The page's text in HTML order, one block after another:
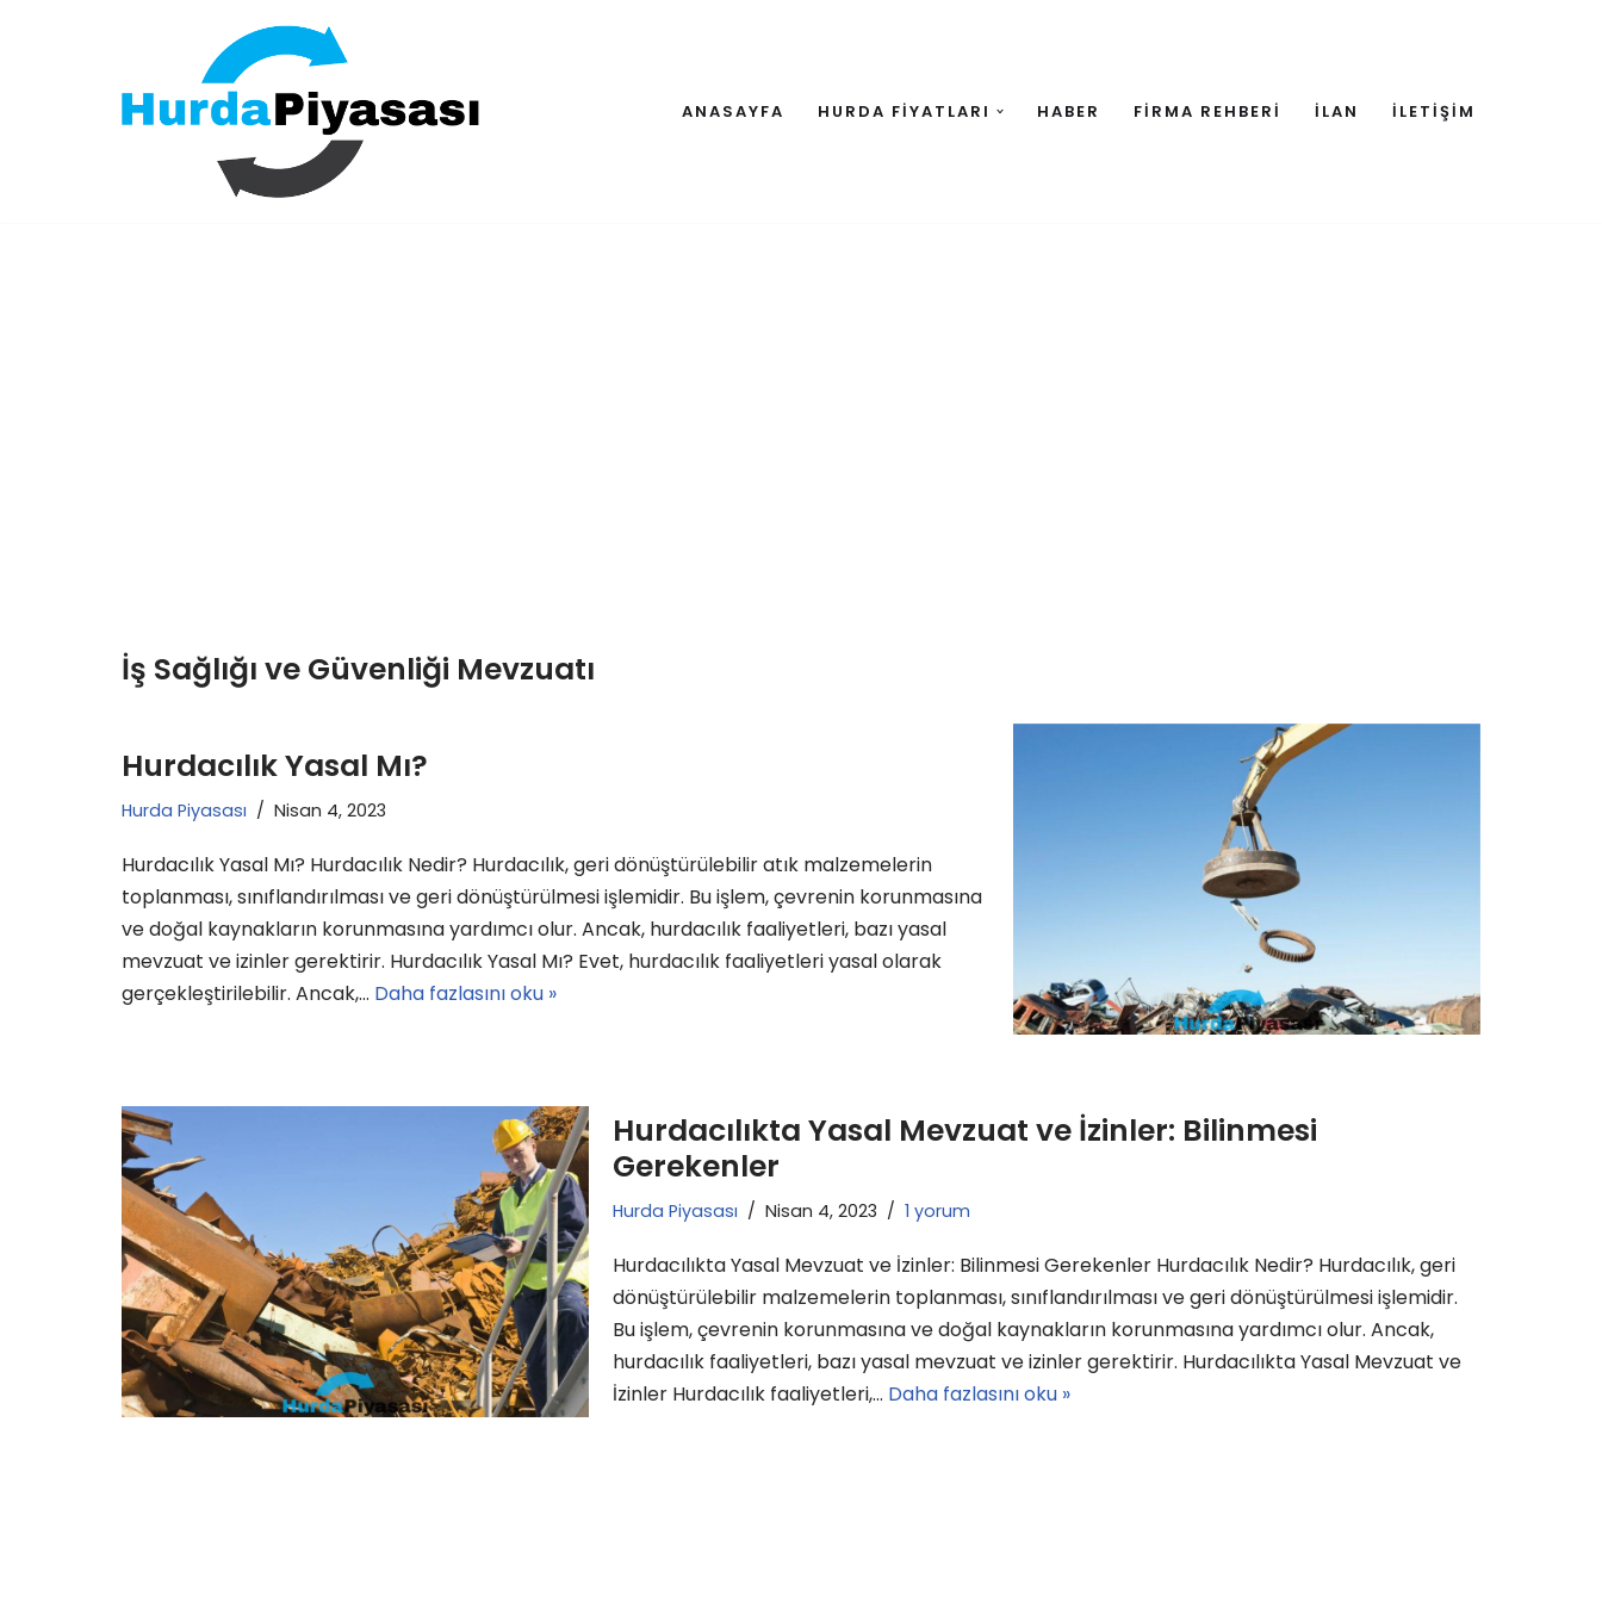
ANASAYFA HURDA FİYATLARI HABER FİRMA REHBERİ İLAN İLETİŞİM
İş Sağlığı ve Güvenliği Mevzuatı
Hurdacılık Yasal Mı?
Hurda Piyasası Nisan 4, 2023
Hurdacılık Yasal Mı? Hurdacılık Nedir? Hurdacılık, geri dönüştürülebilir atık malzemelerin
toplanması, sınıflandırılması ve geri dönüştürülmesi işlemidir. Bu işlem, çevrenin korunmasına
ve doğal kaynakların korunmasına yardımcı olur. Ancak, hurdacılık faaliyetleri, bazı yasal
mevzuat ve izinler gerektirir. Hurdacılık Yasal Mı? Evet, hurdacılık faaliyetleri yasal olarak
gerçekleştirilebilir. Ancak,… Daha fazlasını oku »
Hurdacılıkta Yasal Mevzuat ve İzinler: Bilinmesi
Gerekenler
Hurda Piyasası Nisan 4, 2023 1 yorum
Hurdacılıkta Yasal Mevzuat ve İzinler: Bilinmesi Gerekenler Hurdacılık Nedir? Hurdacılık, geri
dönüştürülebilir malzemelerin toplanması, sınıflandırılması ve geri dönüştürülmesi işlemidir.
Bu işlem, çevrenin korunmasına ve doğal kaynakların korunmasına yardımcı olur. Ancak,
hurdacılık faaliyetleri, bazı yasal mevzuat ve izinler gerektirir. Hurdacılıkta Yasal Mevzuat ve
İzinler Hurdacılık faaliyetleri,… Daha fazlasını oku »